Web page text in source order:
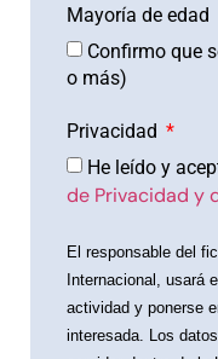
Mayoría de edad
Confirmo que
o más)
Privacidad
He leído y
de Privacidad y
El responsable del
Internacional, usará
actividad y ponerse
interesada. Los